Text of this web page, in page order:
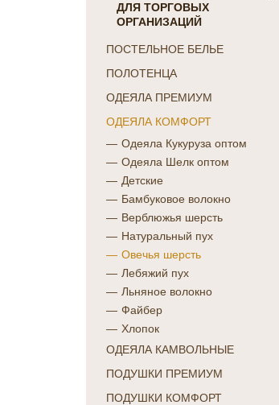
ДЛЯ ТОРГОВЫХ
ОРГАНИЗАЦИЙ
ПОСТЕЛЬНОЕ БЕЛЬЕ
ПОЛОТЕНЦА
ОДЕЯЛА ПРЕМИУМ
ОДЕЯЛА КОМФОРТ
Одеяла Кукуруза оптом
Одеяла Шелк оптом
Детские
Бамбуковое волокно
Верблюжья шерсть
Натуральный пух
Овечья шерсть
Лебяжий пух
Льняное волокно
Файбер
Хлопок
ОДЕЯЛА КАМВОЛЬНЫЕ
ПОДУШКИ ПРЕМИУМ
ПОДУШКИ КОМФОРТ